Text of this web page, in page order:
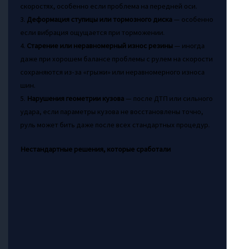
скоростях, особенно если проблема на передней оси.
3. Деформация ступицы или тормозного диска— особенно
если вибрация ощущается при торможении.
4. Старение или неравномерный износ резины— иногда
даже при хорошем балансе проблемы с рулем на скорости
сохраняются из-за «грыжи» или неравномерного износа
шин.
5. Нарушения геометрии кузова— после ДТП или сильного
удара, если параметры кузова не восстановлены точно,
руль может бить даже после всех стандартных процедур.
Нестандартные решения, которые сработали